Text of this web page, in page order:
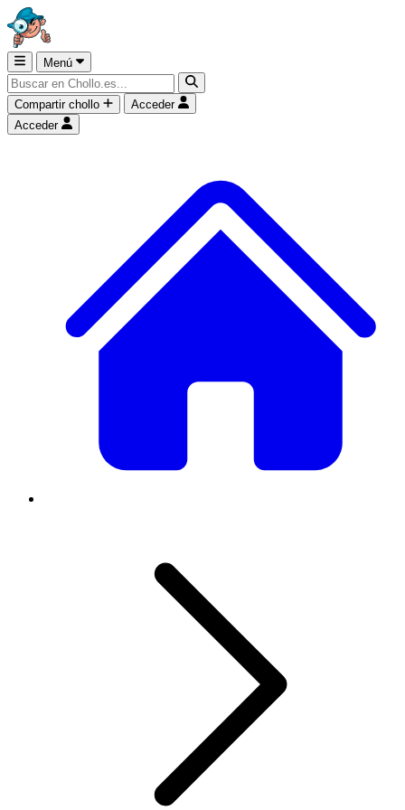
Menú
Compartir chollo
Acceder
Acceder